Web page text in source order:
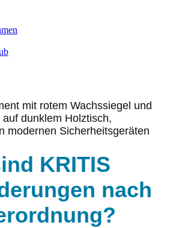
KRITIS
nach